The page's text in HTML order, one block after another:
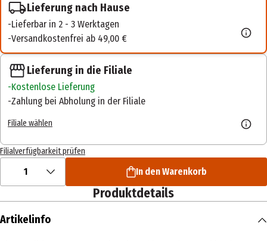
Lieferung nach Hause
Lieferbar in 2 - 3 Werktagen
Versandkostenfrei ab 49,00 €
Lieferung in die Filiale
Kostenlose Lieferung
Zahlung bei Abholung in der Filiale
Filiale wählen
Filialverfügbarkeit prüfen
1 In den Warenkorb
Produktdetails
Artikelinfo